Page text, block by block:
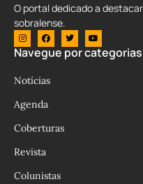
O portal dedicado a
sobralense.
Navegue por categorias
Notícias
Agenda
Coberturas
Revista
Colunistas